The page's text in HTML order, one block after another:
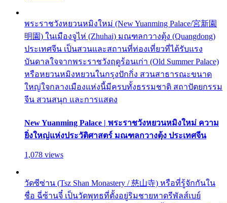
พระราชวังหยวนหมิงใหม่ (New Yuanming Palace/宮新園
明園) ในเมืองจูไห่ (Zhuhai) มณฑลกวางตุ้ง (Quangdong)
ประเทศจีน เป็นสวนและสถานที่ท่องเที่ยวที่ได้รับแรง
บันดาลใจจากพระราชวังฤดูร้อนเก่า (Old Summer Palace)
หรือหยวนหมิงหยวนในกรุงปักกิ่ง สวนสาธารณะขนาด
ใหญ่ใจกลางเมืองแห่งนี้มีครบทั้งธรรมชาติ สถาปัตยกรรม
จีน สวนสนุก และการแสดง
New Yuanming Palace | พระราชวังหยวนหมิงใหม่ ความ
ยิ่งใหญ่แห่งประวัติศาสตร์ มณฑลกวางตุ้ง ประเทศจีน
1,078 views
วัดซีซ่าน (Tsz Shan Monastery / 慈山寺) หรือที่รู้จักกันใน
ชื่อ ฉี่ซ้านจี๋ เป็นวัดพุทธที่ตั้งอยู่ริมชายหาดรีพัลส์เบย์